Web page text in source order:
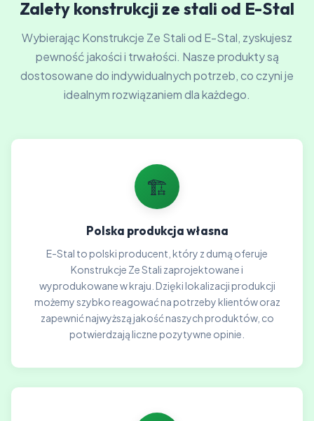
Zalety konstrukcji ze stali od E-Stal
Wybierając Konstrukcje Ze Stali od E-Stal, zyskujesz
pewność jakości i trwałości. Nasze produkty są
dostosowane do indywidualnych potrzeb, co czyni je
idealnym rozwiązaniem dla każdego.
🏗️
Polska produkcja własna
E-Stal to polski producent, który z dumą oferuje
Konstrukcje Ze Stali zaprojektowane i
wyprodukowane w kraju. Dzięki lokalizacji produkcji
możemy szybko reagować na potrzeby klientów oraz
zapewnić najwyższą jakość naszych produktów, co
potwierdzają liczne pozytywne opinie.